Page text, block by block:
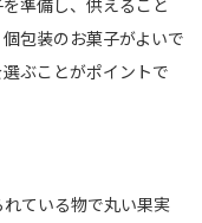
包装のお菓子がよいで
ぶことがポイントで
ている物で丸い果実